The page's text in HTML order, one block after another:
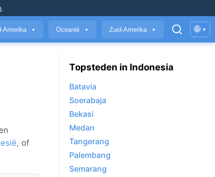
.
Amerika ▼ Oceanië ▼ Zuid-Amerika ▼ 🌐 ▾
, of
Topsteden in Indonesia
Batavia
Soerabaja
Bekasi
Medan
Tangerang
Palembang
Semarang